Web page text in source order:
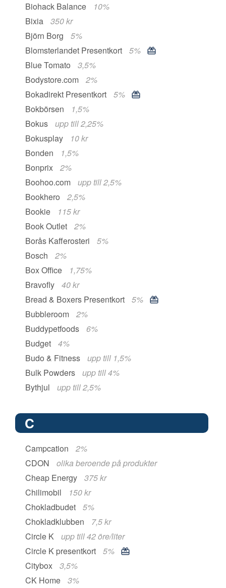
Biohack Balance
10%
Bixia
350 kr
Björn Borg
5%
Blomsterlandet Presentkort
5%
Blue Tomato
3,5%
Bodystore.com
2%
Bokadirekt Presentkort
5%
Bokbörsen
1,5%
Bokus
upp till 2,25%
Bokusplay
10 kr
Bonden
1,5%
Bonprix
2%
Boohoo.com
upp till 2,5%
Bookhero
2,5%
Bookie
115 kr
Book Outlet
2%
Borås Kafferosteri
5%
Bosch
2%
Box Office
1,75%
Bravofly
40 kr
Bread & Boxers Presentkort
5%
Bubbleroom
2%
Buddypetfoods
6%
Budget
4%
Budo & Fitness
upp till 1,5%
Bulk Powders
upp till 4%
Bythjul
upp till 2,5%
C
Campcation
2%
CDON
olika beroende på produkter
Cheap Energy
375 kr
Chilimobil
150 kr
Chokladbudet
5%
Chokladklubben
7,5 kr
Circle K
upp till 42 öre/liter
Circle K presentkort
5%
Citybox
3,5%
CK Home
3%